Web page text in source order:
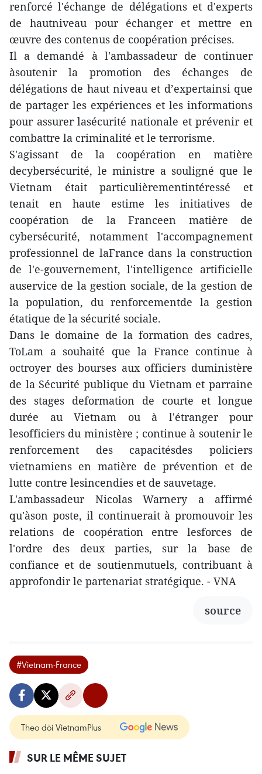
renforcé l'échange de délégations et d'experts
de hautniveau pour échanger et mettre en
œuvre des contenus de coopération précises.
Il a demandé à l'ambassadeur de continuer
àsoutenir la promotion des échanges de
délégations de haut niveau et d’expertainsi que
de partager les expériences et les informations
pour assurer lasécurité nationale et prévenir et
combattre la criminalité et le terrorisme.
S'agissant de la coopération en matière
decybersécurité, le ministre a souligné que le
Vietnam était particulièrementintéressé et
tenait en haute estime les initiatives de
coopération de la Franceen matière de
cybersécurité, notamment l'accompagnement
professionnel de laFrance dans la construction
de l'e-gouvernement, l'intelligence artificielle
auservice de la gestion sociale, de la gestion de
la population, du renforcementde la gestion
étatique de la sécurité sociale.
Dans le domaine de la formation des cadres,
ToLam a souhaité que la France continue à
octroyer des bourses aux officiers duministère
de la Sécurité publique du Vietnam et parraine
des stages deformation de courte et longue
durée au Vietnam ou à l'étranger pour
lesofficiers du ministère ; continue à soutenir le
renforcement des capacitésdes policiers
vietnamiens en matière de prévention et de
lutte contre lesincendies et de sauvetage.
L'ambassadeur Nicolas Warnery a affirmé
qu'àson poste, il continuerait à promouvoir les
relations de coopération entre lesforces de
l'ordre des deux parties, sur la base de
confiance et de soutienmutuels, contribuant à
approfondir le partenariat stratégique. - VNA
source
#Vietnam-France
Theo dõi VietnamPlus
SUR LE MÊME SUJET